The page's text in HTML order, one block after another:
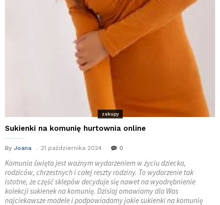
zakupy
Sukienki na komunię hurtownia online
By Joana 21 października 2024 0
Komunia święta jest ważnym wydarzeniem w życiu dziecka,
rodziców, chrzestnych i całej reszty rodziny. To wydarzenie tak
istotne, że część sklepów decyduje się nawet na wyodrębnienie
kolekcji sukienek na komunię. Dzisiaj omawiamy dla Was
najciekawsze modele i podpowiadamy jakie sukienki na komunię